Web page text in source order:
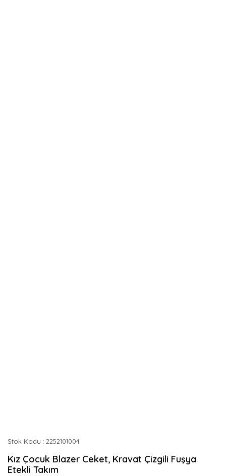
Stok Kodu 2252101004
Kız Çocuk Blazer Ceket, Kravat Çizgili Fuşya
Etekli Takım